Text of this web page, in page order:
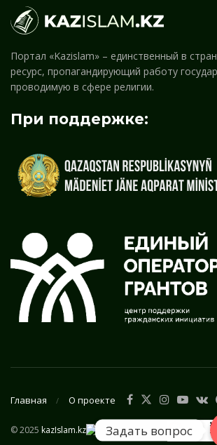
Портал «Kazislam» – единственный в
ресурс, пропагандирующий работу
проводимую в сфере религии.
При поддержке:
Главная О проекте
© 2025 kazIslam.kz Задать вопрос